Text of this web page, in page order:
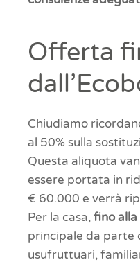
Offerta
Chiudiamo
al 50% sulla
Questa aliquota
essere portata in
€ 60.000 e verrà
Per la casa,fino
principale da parte
usufruttuari,